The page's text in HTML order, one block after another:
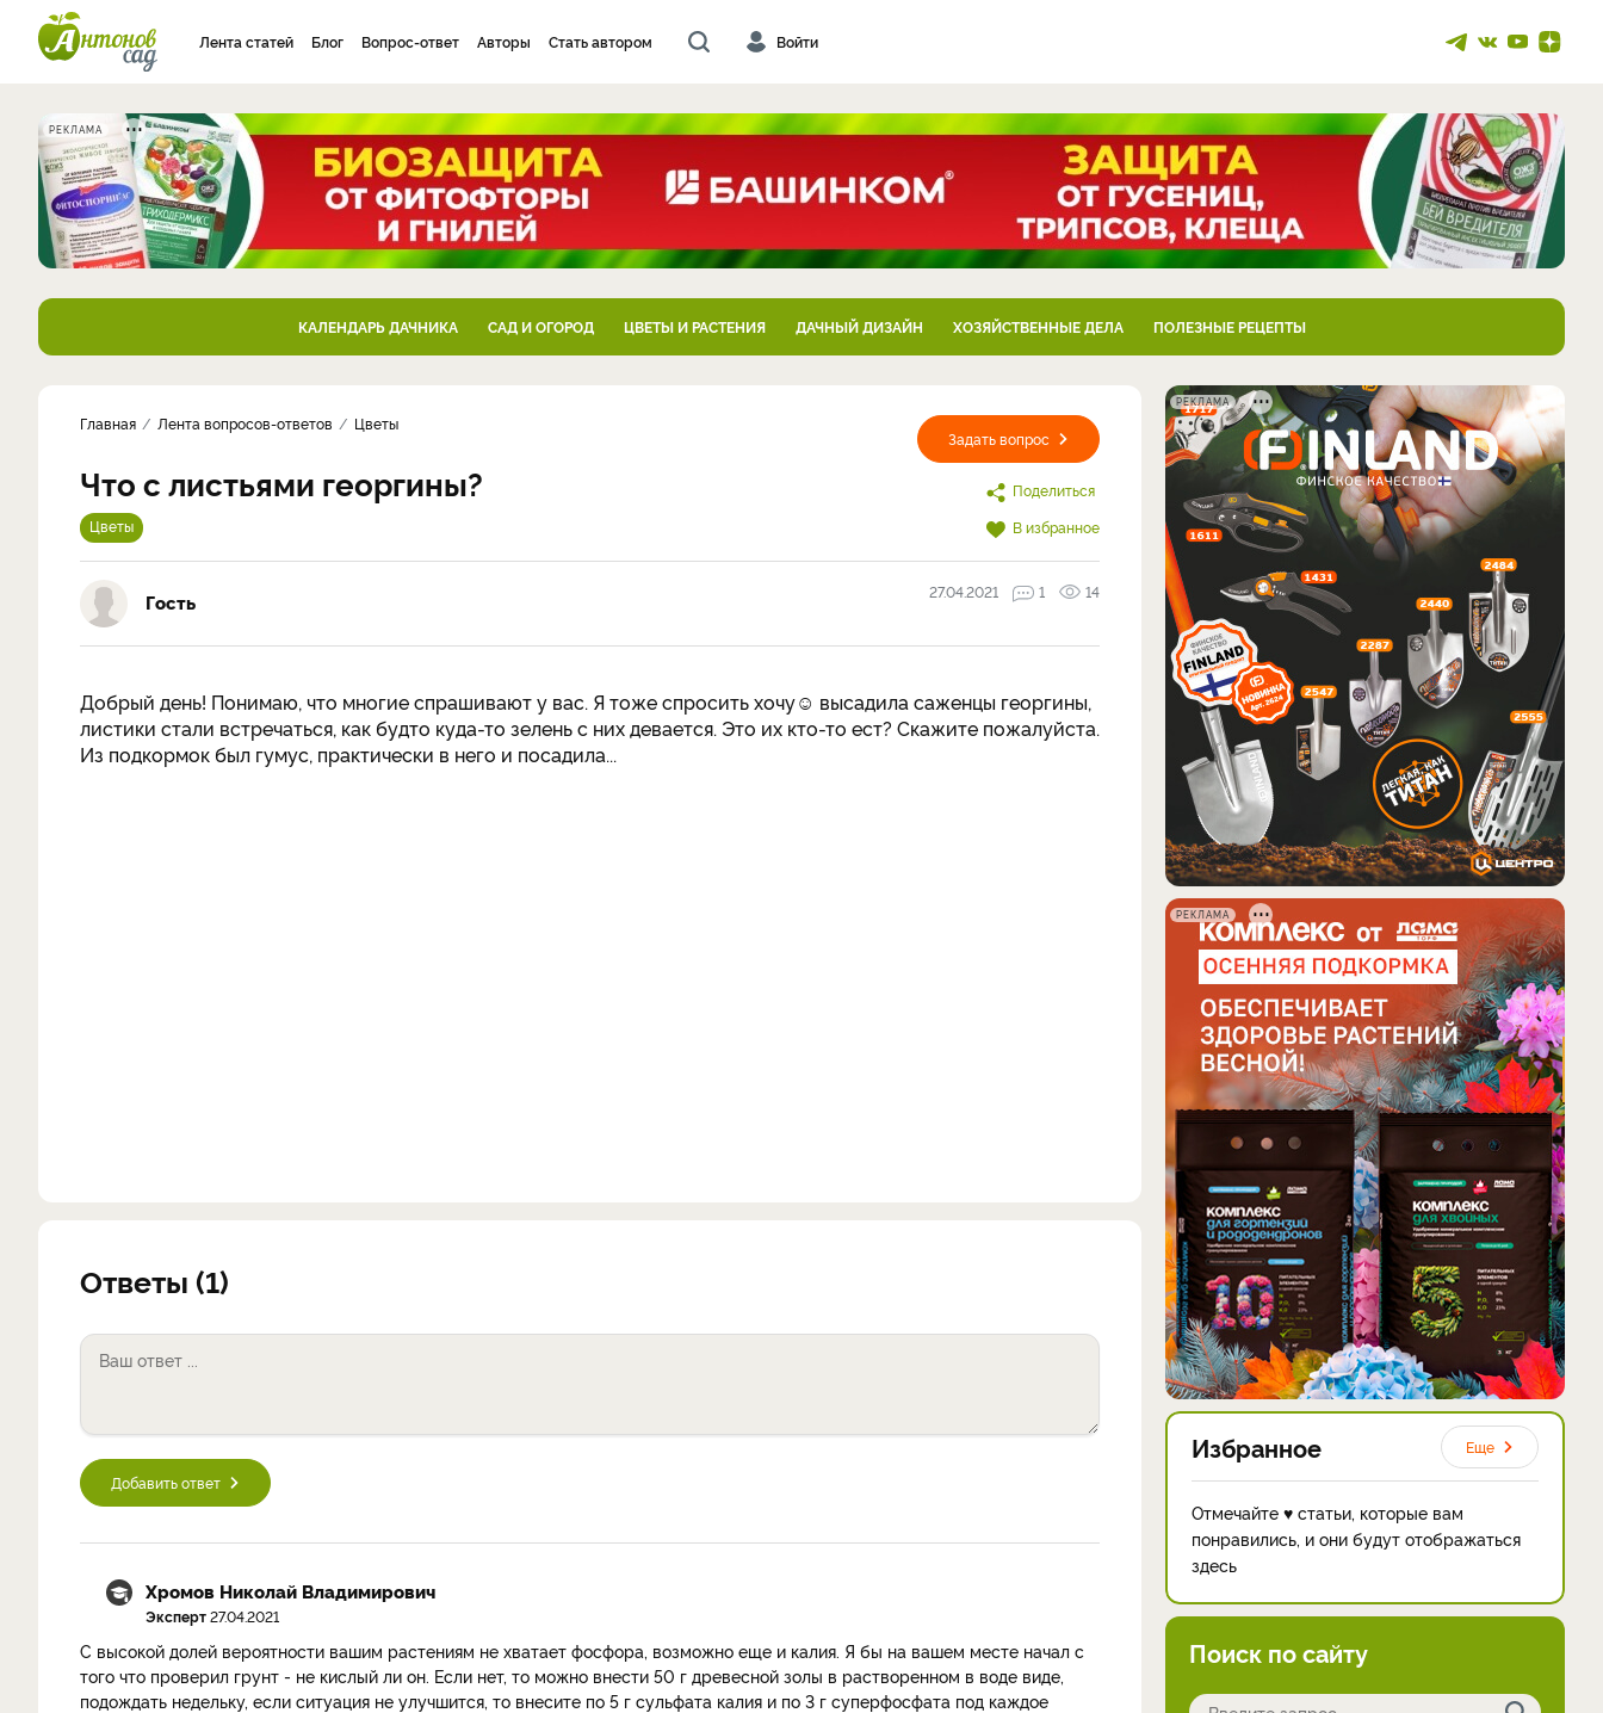
Лента статей Блог Вопрос-ответ Авторы Стать автором Войти
РЕКЛАМА
КАЛЕНДАРЬ ДАЧНИКА САД И ОГОРОД ЦВЕТЫ И РАСТЕНИЯ ДАЧНЫЙ ДИЗАЙН ХОЗЯЙСТВЕННЫЕ ДЕЛА ПОЛЕЗНЫЕ РЕЦЕПТЫ
Задать вопрос
Поделиться
В избранное
Главная Лента вопросов-ответов Цветы
Что с листьями георгины?
Цветы
Гость 27.04.2021 1 14
Добрый день! Понимаю, что многие спрашивают у вас. Я тоже спросить хочу☺️ высадила саженцы георгины,
листики стали встречаться, как будто куда-то зелень с них девается. Это их кто-то ест? Скажите пожалуйста.
Из подкормок был гумус, практически в него и посадила...
Ответы (1)
Добавить ответ
Хромов Николай Владимирович
Эксперт27.04.2021
С высокой долей вероятности вашим растениям не хватает фосфора, возможно еще и калия. Я бы на вашем месте начал с
того что проверил грунт - не кислый ли он. Если нет, то можно внести 50 г древесной золы в растворенном в воде виде,
подождать недельку, если ситуация не улучшится, то внесите по 5 г сульфата калия и по 3 г суперфосфата под каждое
РЕКЛАМА
РЕКЛАМА
Избранное Еще
Отмечайте ♥ статьи, которые вам
понравились, и они будут отображаться
здесь
Поиск по сайту